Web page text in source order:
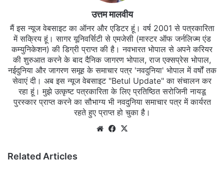
उत्तम मालवीय
मैं इस न्यूज वेबसाइट का ऑनर और एडिटर हूं। वर्ष 2001 से पत्रकारिता
में सक्रिय हूं। सागर यूनिवर्सिटी से एमजेसी (मास्टर ऑफ जर्नलिज्म एंड
कम्युनिकेशन) की डिग्री प्राप्त की है। नवभारत भोपाल से अपने करियर
की शुरुआत करने के बाद दैनिक जागरण भोपाल, राज एक्सप्रेस भोपाल,
नईदुनिया और जागरण समूह के समाचार पत्र 'नवदुनिया' भोपाल में वर्षों तक
सेवाएं दी। अब इस न्यूज वेबसाइट "Betul Update" का संचालन कर
रहा हूं। मुझे उत्कृष्ट पत्रकारिता के लिए प्रतिष्ठित सरोजिनी नायडू
पुरस्कार प्राप्त करने का सौभाग्य भी नवदुनिया समाचार पत्र में कार्यरत
रहते हुए प्राप्त हो चुका है।
WebsiteFacebook
Related Articles